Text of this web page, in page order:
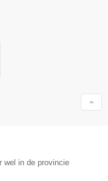
wel in de provincie